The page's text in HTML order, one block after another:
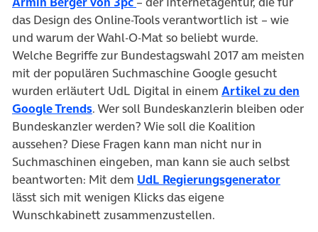
das Design des Online-Tools verantwortlich ist – wie
und warum der Wahl-O-Mat so beliebt wurde.
Welche Begriffe zur Bundestagswahl 2017 am meisten
mit der populären Suchmaschine Google gesucht
wurden erläutert UdL Digital in einem Artikel zu den
Google Trends(öffnet in neuem Tab)
. Wer soll Bundeskanzlerin bleiben oder
Bundeskanzler werden? Wie soll die Koalition
aussehen? Diese Fragen kann man nicht nur in
Suchmaschinen eingeben, man kann sie auch selbst
beantworten: Mit dem UdL Regierungsgenerator
lässt sich mit wenigen Klicks das eigene
Wunschkabinett zusammenzustellen.